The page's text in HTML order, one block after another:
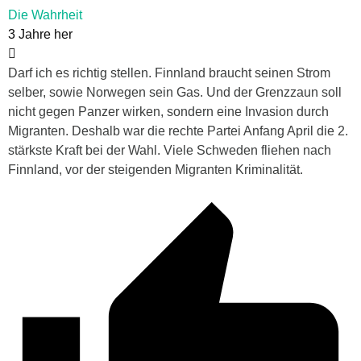
Die Wahrheit
3 Jahre her
Darf ich es richtig stellen. Finnland braucht seinen Strom
selber, sowie Norwegen sein Gas. Und der Grenzzaun soll
nicht gegen Panzer wirken, sondern eine Invasion durch
Migranten. Deshalb war die rechte Partei Anfang April die 2.
stärkste Kraft bei der Wahl. Viele Schweden fliehen nach
Finnland, vor der steigenden Migranten Kriminalität.